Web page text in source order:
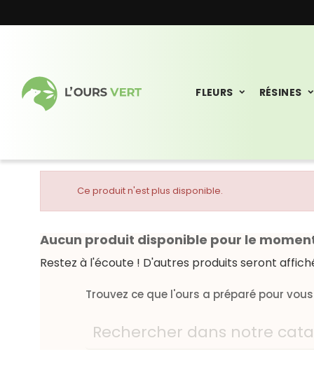
FLEURS RÉSINES
Ce produit n'est plus disponible.
Aucun produit disponible pour le
Restez à l'écoute ! D'autres produits seront
Trouvez ce que l'ours a préparé pour